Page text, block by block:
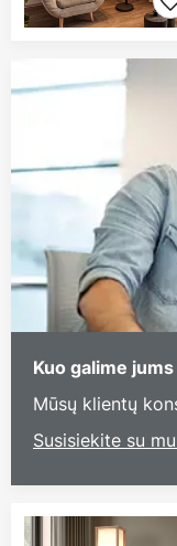
Kuo galime
Mūsų klientų
Susisiekite su